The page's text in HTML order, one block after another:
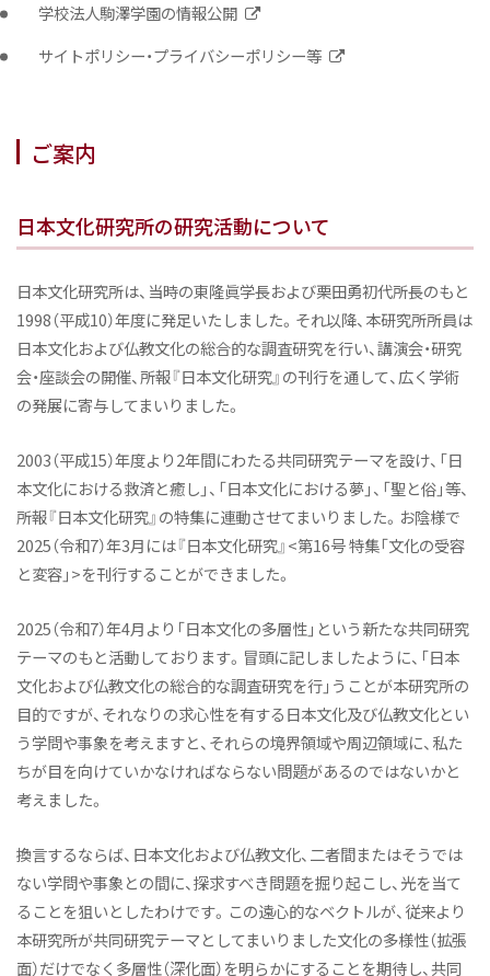
ご案内
日本文化研究所の研究活動について
日本文化研究所は、当時の東隆眞学長および栗田勇初代所長のもと
1998（平成10）年度に発足いたしました。それ以降、本研究所所員は
日本文化および仏教文化の総合的な調査研究を行い、講演会・研究
会・座談会の開催、所報『日本文化研究』の刊行を通して、広く学術
の発展に寄与してまいりました。
2003（平成15）年度より2年間にわたる共同研究テーマを設け、「日
本文化における救済と癒し」、「日本文化における夢」、「聖と俗」等、
所報『日本文化研究』の特集に連動させてまいりました。お陰様で
2025（令和7）年3月には『日本文化研究』<第16号 特集「文化の受容
と変容」>を刊行することができました。
2025（令和7）年4月より「日本文化の多層性」という新たな共同研究
テーマのもと活動しております。冒頭に記しましたように、「日本
文化および仏教文化の総合的な調査研究を行」うことが本研究所の
目的ですが、それなりの求心性を有する日本文化及び仏教文化とい
う学問や事象を考えますと、それらの境界領域や周辺領域に、私た
ちが目を向けていかなければならない問題があるのではないかと
考えました。
換言するならば、日本文化および仏教文化、二者間またはそうでは
ない学問や事象との間に、探求すべき問題を掘り起こし、光を当て
ることを狙いとしたわけです。この遠心的なベクトルが、従来より
本研究所が共同研究テーマとしてまいりました文化の多様性（拡張
面）だけでなく多層性（深化面）を明らかにすることを期待し、共同
学校法人駒澤学園の情報公開
サイトポリシー・プライバシーポリシー等